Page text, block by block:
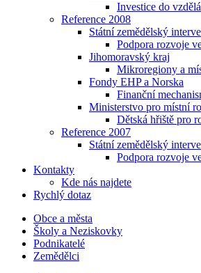
Investice do
Reference 2008
Státní zemědělský
Podpora rozvoje
Jihomoravský kraj
Mikroregiony a
Fondy EHP a Norska
Finanční
Ministerstvo pro místní
Dětská hřiště pro
Reference 2007
Státní zemědělský
Podpora rozvoje
Kontakty
Kde nás najdete
Rychlý dotaz
Obce a města
Školy a Neziskovky
Podnikatelé
Zemědělci